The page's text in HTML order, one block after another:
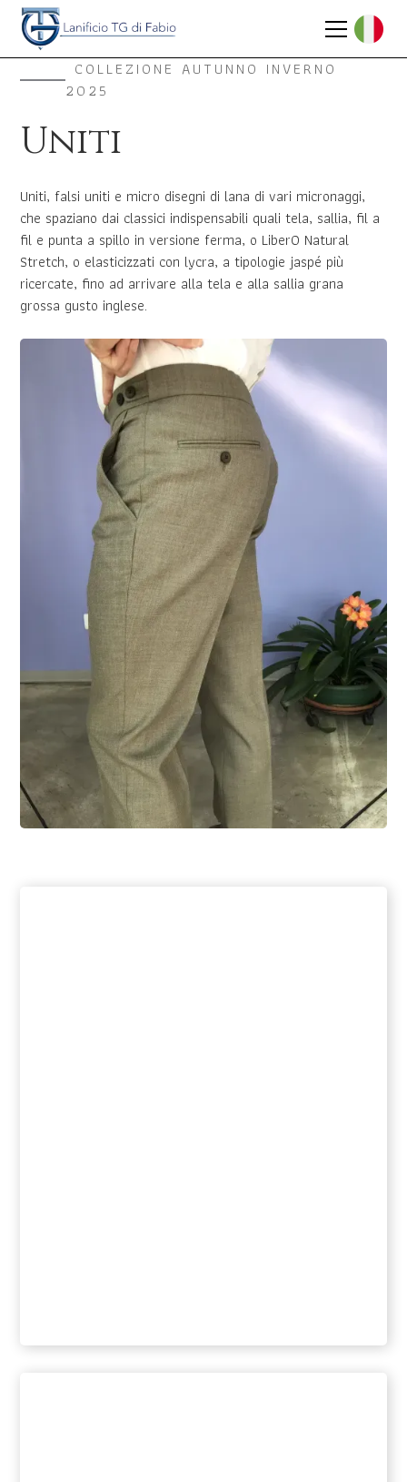
COLLEZIONE AUTUNNO INVERNO
2025
Uniti
Uniti, falsi uniti e micro disegni di lana di vari micronaggi,
che spaziano dai classici indispensabili quali tela, sallia, fil a
fil e punta a spillo in versione ferma, o LiberO Natural
Stretch, o elasticizzati con lycra, a tipologie jaspé più
ricercate, fino ad arrivare alla tela e alla sallia grana
grossa gusto inglese.